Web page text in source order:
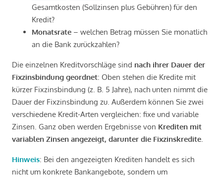
Gesamtkosten (Sollzinsen plus Gebühren) für den
Kredit?
Monatsrate – welchen Betrag müssen Sie monatlich
an die Bank zurückzahlen?
Die einzelnen Kreditvorschläge sind nach ihrer Dauer der
Fixzinsbindung geordnet: Oben stehen die Kredite mit
kürzer Fixzinsbindung (z. B. 5 Jahre), nach unten nimmt die
Dauer der Fixzinsbindung zu. Außerdem können Sie zwei
verschiedene Kredit-Arten vergleichen: fixe und variable
Zinsen. Ganz oben werden Ergebnisse von Krediten mit
variablen Zinsen angezeigt, darunter die Fixzinskredite
Hinweis: Bei den angezeigten Krediten handelt es sich
nicht um konkrete Bankangebote, sondern um